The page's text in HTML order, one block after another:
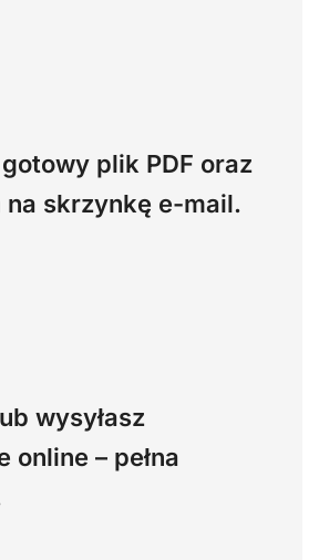
plik PDF oraz
na skrzynkę e-mail.
wysyłasz
online – pełna